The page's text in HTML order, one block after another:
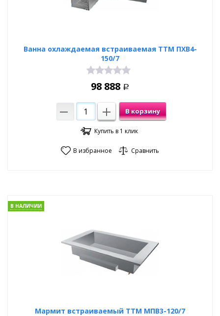
Ванна охлаждаемая встраиваемая ТТМ ПХВ4-
150/7
98 888 Р
В корзину
Купить в 1 клик
В избранное Сравнить
Мармит встраиваемый ТТМ МПВ3-120/7
В НАЛИЧИИ